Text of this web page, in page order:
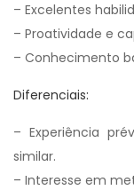
– Excelentes
– Proatividade e
– Conhecimento
Diferenciais:
– Experiência
similar.
– Interesse em